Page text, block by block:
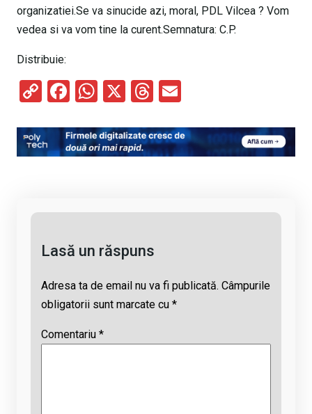
organizatiei.Se va sinucide azi, moral, PDL Vilcea ? Vom
vedea si va vom tine la curent.Semnatura: C.P.
Distribuie:
C
py
Li
F
ce
b
W
at
s
X
T
e
a
ail
Lasă un răspuns
Adresa ta de email nu va fi publicată. Câmpurile
obligatorii sunt marcate cu *
Comentariu *